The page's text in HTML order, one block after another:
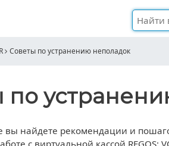
Советы по устранению неполадок
по
вы найдете рекомендации и